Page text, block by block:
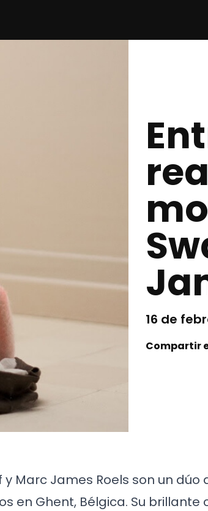
16 de
Compartir
y Marc James Roels son un
en Ghent, Bélgica. Su